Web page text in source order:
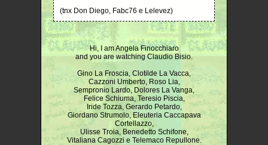
(tnx Don Diego, Fabc76 e Lelevez)
Hi, I am Angela Finocchiaro
and you are watching Claudio Bisio.
Gino La Froscia, Clotilde La Vacca,
Cazzoni Umberto, Roso Lia,
Sempronio Lardo, Dolores La Vanga,
Felice Schiuma, Teresio Piscia,
Iride Tozza, Gerardo Petardo,
Giordano Strumolo, Eleuteria Caccapava
Cortellazzo,
Ulisse Troia, Benedetto Schifone,
Vitaliana Cagozzi e Telemaco Repullone.